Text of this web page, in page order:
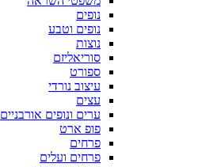
נופים
נופים וטבע
נוצות
סוריאליזם
ספורט
עיצוב נורדי
עצים
ערים ונופים אורבניים
פופ ארט
פרחים
פרחים ועלים